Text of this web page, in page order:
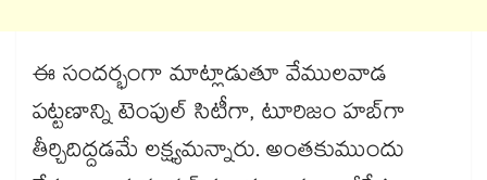
ఈ సందర్భంగా మాట్లాడుతూ వేములవాడ
పట్టణాన్ని టెంపుల్ సిటీగా, టూరిజం హబ్‌‌‌‌గా
తీర్చిదిద్దడమే లక్ష్యమన్నారు. అంతకుముందు